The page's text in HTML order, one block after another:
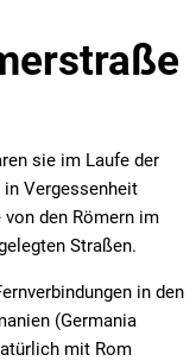
sie im Laufe der
in Vergessenheit
den Römern im
Straßen.
in den
(Germania
mit Rom